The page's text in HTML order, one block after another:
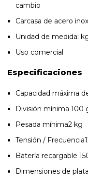
cambio
Carcasa de acero
Unidad de medida:
Uso comercial
Especificaciones
Capacidad máxima
División mínima 100
Pesada mínima2 kg
Tensión /
Batería recargable
Dimensiones de